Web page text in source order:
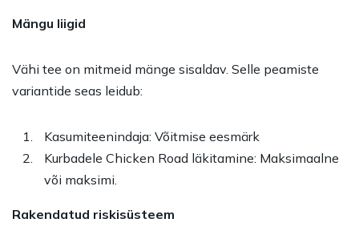
Mängu liigid
Vähi tee on mitmeid mänge sisaldav. Selle peamiste
variantide seas leidub:
Kasumiteenindaja: Võitmise eesmärk
Kurbadele Chicken Road läkitamine: Maksimaalne
või maksimi.
Rakendatud riskisüsteem